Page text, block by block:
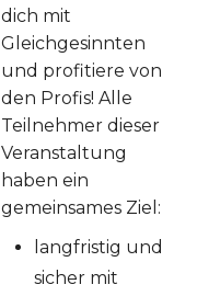
dich mit
Gleichgesinnten
und profitiere von
den Profis! Alle
Teilnehmer dieser
Veranstaltung
haben ein
gemeinsames Ziel:
langfristig und
sicher mit